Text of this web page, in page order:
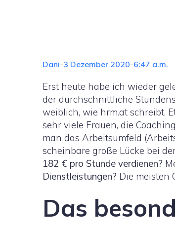
Dani-3 Dezember 2020-6:47 a.m.
Erst heute habe ich wieder
der durchschnittliche
weiblich, wie hrm.at schreibt.
sehr viele Frauen, die
man das Arbeitsumfeld
scheinbare große Lücke bei
182 € pro Stunde verdienen?
Dienstleistungen? Die meisten
Das